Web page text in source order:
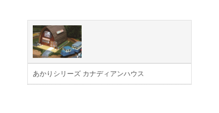
あかりシリーズ カナディアンハウス